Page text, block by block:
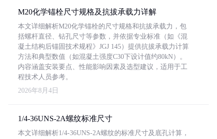
M20化学锚栓尺寸规格及抗拔承载力详解
本文详细解析M20化学锚栓的尺寸规格和抗拔承载力，包
括螺杆直径、钻孔尺寸等参数，并依据专业标准（如《混
凝土结构后锚固技术规程》JGJ 145）提供抗拔承载力计算
方法和典型数值（如混凝土强度C30下设计值约80kN）。
内容涵盖安装要点、性能影响因素及选型建议，适用于工
程技术人员参考。
2026年8月4日
1/4-36UNS-2A螺纹标准尺寸
本文详细解析1/4-36UNS-2A螺纹的标准尺寸及底孔计算，